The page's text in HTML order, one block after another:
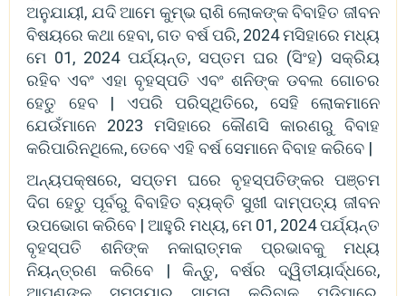
ଅନୁଯାୟୀ, ଯଦି ଆମେ କୁମ୍ଭ ରାଶି ଲୋକଙ୍କ ବିବାହିତ ଜୀବନ
ବିଷୟରେ କଥା ହେବା, ଗତ ବର୍ଷ ପରି, 2024 ମସିହାରେ ମଧ୍ୟ
ମେ 01, 2024 ପର୍ଯ୍ୟନ୍ତ, ସପ୍ତମ ଘର (ସିଂହ) ସକ୍ରିୟ
ରହିବ ଏବଂ ଏହା ବୃହସ୍ପତି ଏବଂ ଶନିଙ୍କ ଡବଲ ଗୋଚର
ହେତୁ ହେବ | ଏପରି ପରିସ୍ଥିତିରେ, ସେହି ଲୋକମାନେ
ଯେଉଁମାନେ 2023 ମସିହାରେ କୌଣସି କାରଣରୁ ବିବାହ
କରିପାରିନଥିଲେ, ତେବେ ଏହି ବର୍ଷ ସେମାନେ ବିବାହ କରିବେ |
ଅନ୍ୟପକ୍ଷରେ, ସପ୍ତମ ଘରେ ବୃହସ୍ପତିଙ୍କର ପଞ୍ଚମ
ଦିଗ ହେତୁ ପୂର୍ବରୁ ବିବାହିତ ବ୍ୟକ୍ତି ସୁଖୀ ଦାମ୍ପତ୍ୟ ଜୀବନ
ଉପଭୋଗ କରିବେ | ଆହୁରି ମଧ୍ୟ, ମେ 01, 2024 ପର୍ଯ୍ୟନ୍ତ
ବୃହସ୍ପତି ଶନିଙ୍କ ନକାରାତ୍ମକ ପ୍ରଭାବକୁ ମଧ୍ୟ
ନିୟନ୍ତ୍ରଣ କରିବେ | କିନ୍ତୁ, ବର୍ଷର ଦ୍ୱିତୀୟାର୍ଦ୍ଧରେ,